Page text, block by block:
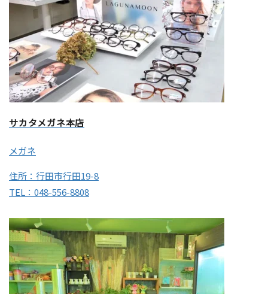
サカタメガネ本店
メガネ
住所：行田市行田19-8
TEL：048-556-8808